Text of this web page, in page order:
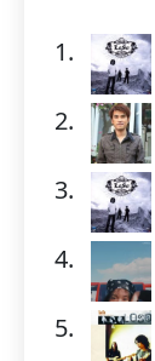
1.
2.
3.
4.
5.